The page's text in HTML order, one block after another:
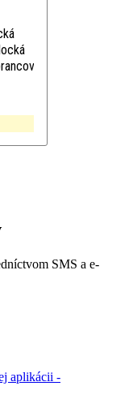
mieru
SMS a e-
aplikácii -